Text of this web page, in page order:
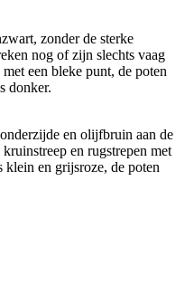
zonder de sterke
nog of zijn slechts vaag
een bleke punt, de poten
donker.
en olijfbruin aan de
en rugstrepen met
en grijsroze, de poten